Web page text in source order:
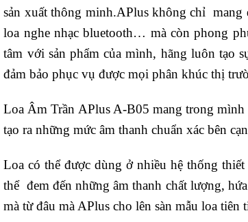
sản xuất thông minh.APlus không chỉ mang
loa nghe nhạc bluetooth… mà còn phong
tâm với sản phẩm của mình, hãng luôn tạo
đảm bảo phục vụ được mọi phân khúc thị
Loa Âm Trần APlus A-B05 mang trong
tạo ra những mức âm thanh chuẩn xác bên
Loa có thể được dùng ở nhiều hệ thống
thể đem đến những âm thanh chất lượng,
mà từ đâu mà APlus cho lên sàn mẫu loa